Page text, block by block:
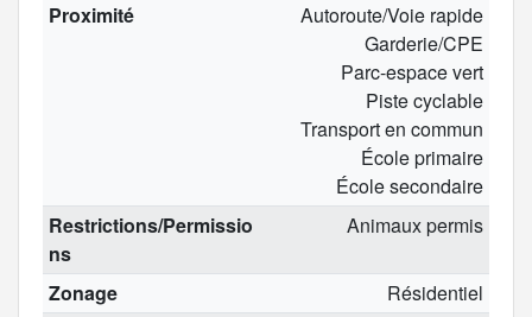
Proximité
Autoroute/Voie rapide
Garderie/CPE
Parc-espace vert
Piste cyclable
Transport en commun
École primaire
École secondaire
Restrictions/Permissio
ns
Animaux permis
Zonage
Résidentiel